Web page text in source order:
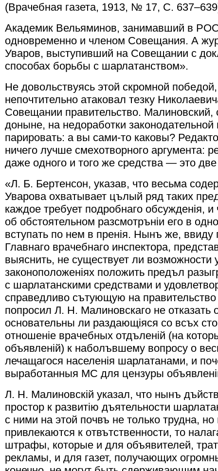
(Врачебная газета, 1913, № 17, С.
Академик Вельяминов, занимавший в
одновременно и членом Совещания. А
Уваров, выступивший на Совещании с
способах борьбы с шарлатанством».
Не довольствуясь этой скромной
непочтительно атаковал тезку
Совещании правительство. Малиновский,
доныне, на недоработки
парировать: а вы сами-то каковы?
ничего лучше смехотворного аргумента:
даже одного и того же средства — это
«Л. Б. Бертенсон, указав, что весьма
Уварова охватывает цълый ряд таких
каждое требует подробнаго обсужденiя, и
об обстоятельном разсмотрънiи его в
вступать по нем в пренiя. Нынъ же,
Главнаго врачебнаго инспектора,
выяснить, не существует ли
законоположенiях положить предъл
с шарлатанскими средствами и
справедливо сътующую на
попросил Л. Н. Малиновскаго не отказать
основательны ли раздающiяся со всъх
отношенiе врачебных отдъленiй (на
объявленiй) к наболъвшему вопросу о
лечащагося населенiя шарлатанами, и
выработанныя МС для цензуры
Л. Н. Малиновскiй указал, что нынъ
простор к развитiю дъятельности
с ними на этой почвъ не только трудна,
привлекаются к отвътственности, то
штрафы, которые и для объявителей,
рекламы, и для газет, получающих